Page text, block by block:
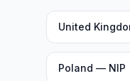
United
Poland — NIP